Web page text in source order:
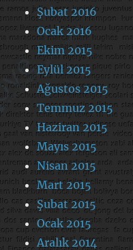
Şubat 2016
Ocak 2016
Ekim 2015
Eylül 2015
Ağustos 2015
Temmuz 2015
Haziran 2015
Mayıs 2015
Nisan 2015
Mart 2015
Şubat 2015
Ocak 2015
Aralık 2014